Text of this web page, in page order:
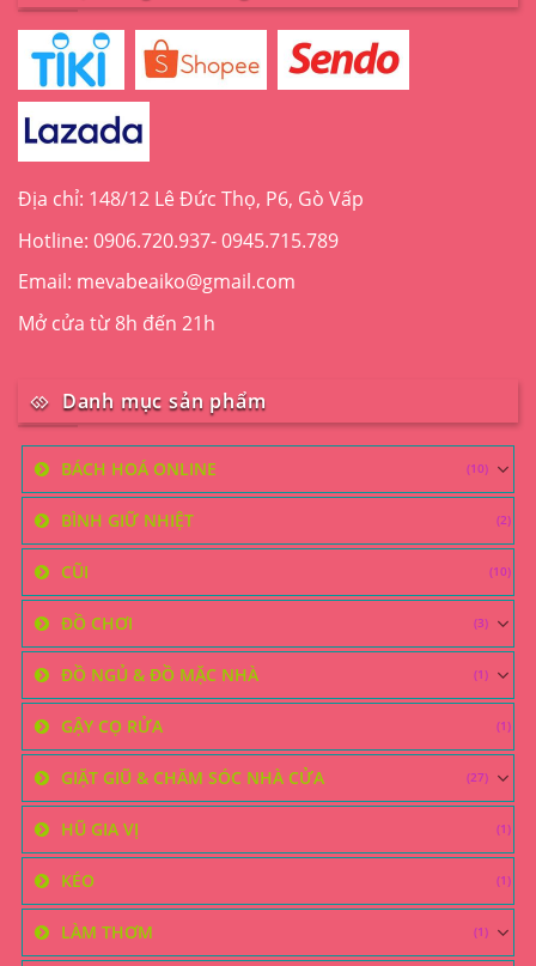
Địa chỉ: 148/12 Lê Đức Thọ, P6, Gò Vấp
Hotline: 0906.720.937- 0945.715.789
Email: mevabeaiko@gmail.com
Mở cửa từ 8h đến 21h
Danh mục sản phẩm
BÁCH HOÁ ONLINE (10)
BÌNH GIỮ NHIỆT (2)
CŨI (10)
ĐỒ CHƠI (3)
ĐỒ NGỦ & ĐỒ MẶC NHÀ (1)
GẬY CỌ RỬA (1)
GIẶT GIŨ & CHĂM SÓC NHÀ CỬA (27)
HŨ GIA VỊ (1)
KÉO (1)
LÀM THƠM (1)